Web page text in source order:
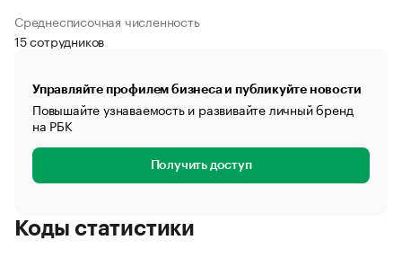
Среднесписочная численность
15 сотрудников
Управляйте профилем бизнеса и публикуйте новости
Повышайте узнаваемость и развивайте личный бренд
на РБК
Получить доступ
Коды статистики